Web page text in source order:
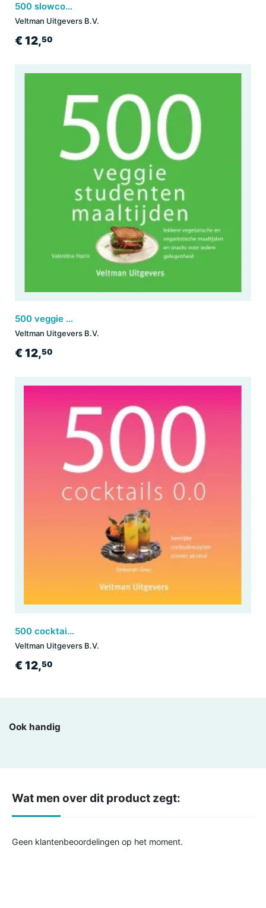
500 slowcooker gerechten
Veltman Uitgevers B.V.
€ 12,50
500 veggie studentenmaaltijden
Veltman Uitgevers B.V.
€ 12,50
500 cocktails 0.0
Veltman Uitgevers B.V.
€ 12,50
Ook handig
Wat men over dit product zegt:
Geen klantenbeoordelingen op het moment.